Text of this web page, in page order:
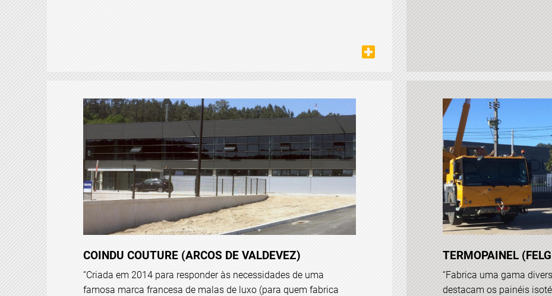
COINDU COUTURE (ARCOS DE VALDEVEZ)
“Criada em 2014 para responder às necessidades de uma
famosa marca francesa de malas de luxo (para quem fabrica
TERMOPAINEL
“Fabrica uma gama
destacam os painéis